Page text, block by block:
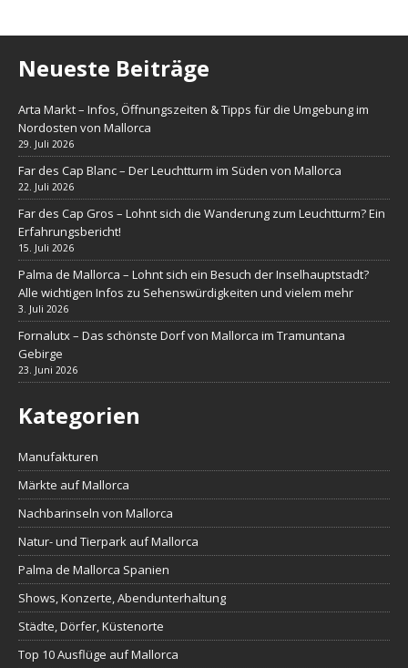
Neueste Beiträge
Arta Markt – Infos, Öffnungszeiten & Tipps für die Umgebung im
Nordosten von Mallorca
29. Juli 2026
Far des Cap Blanc – Der Leuchtturm im Süden von Mallorca
22. Juli 2026
Far des Cap Gros – Lohnt sich die Wanderung zum Leuchtturm? Ein
Erfahrungsbericht!
15. Juli 2026
Palma de Mallorca – Lohnt sich ein Besuch der Inselhauptstadt?
Alle wichtigen Infos zu Sehenswürdigkeiten und vielem mehr
3. Juli 2026
Fornalutx – Das schönste Dorf von Mallorca im Tramuntana
Gebirge
23. Juni 2026
Kategorien
Manufakturen
Märkte auf Mallorca
Nachbarinseln von Mallorca
Natur- und Tierpark auf Mallorca
Palma de Mallorca Spanien
Shows, Konzerte, Abendunterhaltung
Städte, Dörfer, Küstenorte
Top 10 Ausflüge auf Mallorca